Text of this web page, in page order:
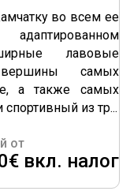
во всем ее
лавовые
самых
а также самых
из тр...
от
вкл. налог